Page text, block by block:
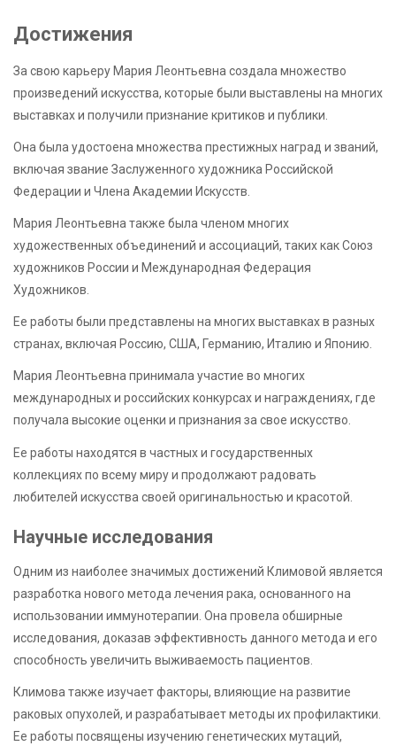
Достижения
За свою карьеру Мария Леонтьевна создала множество
произведений искусства, которые были выставлены на многих
выставках и получили признание критиков и публики.
Она была удостоена множества престижных наград и званий,
включая звание Заслуженного художника Российской
Федерации и Члена Академии Искусств.
Мария Леонтьевна также была членом многих
художественных объединений и ассоциаций, таких как Союз
художников России и Международная Федерация
Художников.
Ее работы были представлены на многих выставках в разных
странах, включая Россию, США, Германию, Италию и Японию.
Мария Леонтьевна принимала участие во многих
международных и российских конкурсах и награждениях, где
получала высокие оценки и признания за свое искусство.
Ее работы находятся в частных и государственных
коллекциях по всему миру и продолжают радовать
любителей искусства своей оригинальностью и красотой.
Научные исследования
Одним из наиболее значимых достижений Климовой является
разработка нового метода лечения рака, основанного на
использовании иммунотерапии. Она провела обширные
исследования, доказав эффективность данного метода и его
способность увеличить выживаемость пациентов.
Климова также изучает факторы, влияющие на развитие
раковых опухолей, и разрабатывает методы их профилактики.
Ее работы посвящены изучению генетических мутаций,